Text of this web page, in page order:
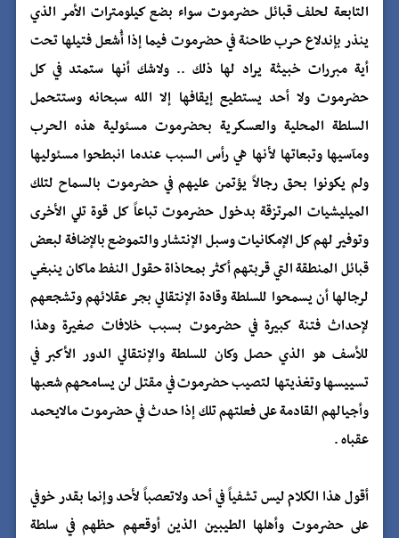
التابعة لحلف قبائل حضرموت سواء بضع كيلومترات الأمر الذي
ينذر بإندلاع حرب طاحنة في حضرموت فيما إذا أُشعل فتيلها تحت
أية مبررات خبيثة يراد لها ذلك .. ولاشك أنها ستمتد في كل
حضرموت ولا أحد يستطيع إيقافها إلا الله سبحانه وستتحمل
السلطة المحلية والعسكرية بحضرموت مسئولية هذه الحرب
ومآسيها وتبعاتها لأنها هي رأس السبب عندما انبطحوا مسئوليها
ولم يكونوا بحق رجالاً يؤتمن عليهم في حضرموت بالسماح لتلك
الميليشيات المرتزقة بدخول حضرموت تباعاً كل قوة تلي الأخرى
وتوفير لهم كل الإمكانيات وسبل الإنتشار والتموضع بالإضافة لبعض
قبائل المنطقة التي قربتهم أكثر بمحاذاة حقول النفط ماكان ينبغي
لرجالها أن يسمحوا للسلطة وقادة الإنتقالي بجر عقلائهم وتشجعهم
لإحداث فتنة كبيرة في حضرموت بسبب خلافات صغيرة وهذا
للأسف هو الذي حصل وكان للسلطة والإنتقالي الدور الأكبر في
تسييسها وتغذيتها لتصيب حضرموت في مقتل لن يسامحهم شعبها
وأجيالهم القادمة على فعلتهم تلك إذا حدث في حضرموت مالايحمد
عقباه .
أقول هذا الكلام ليس تشفياً في أحد ولاتعصباً لأحد وإنما بقدر خوفي
على حضرموت وأهلها الطيبين الذين أوقعهم حظهم في سلطة